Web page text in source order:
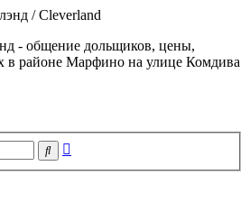
/ Cleverland
- общение дольщиков, цены,
в районе Марфино на улице Комдива
Поиск